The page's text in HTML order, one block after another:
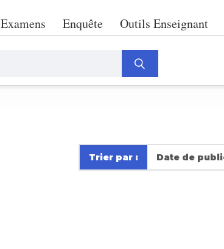
Examens Enquête Outils Enseignant
Trier par :